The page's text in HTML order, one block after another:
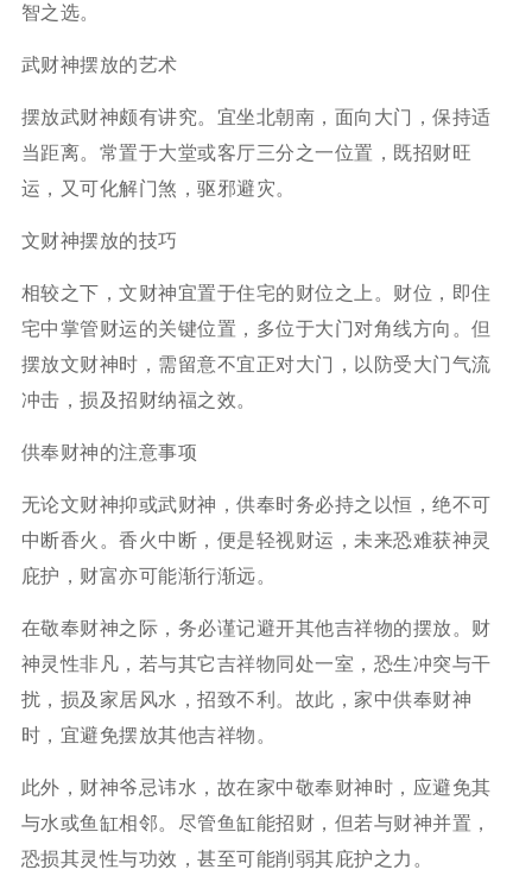
智之选。
武财神摆放的艺术
摆放武财神颇有讲究。宜坐北朝南，面向大门，保持适
当距离。常置于大堂或客厅三分之一位置，既招财旺
运，又可化解门煞，驱邪避灾。
文财神摆放的技巧
相较之下，文财神宜置于住宅的财位之上。财位，即住
宅中掌管财运的关键位置，多位于大门对角线方向。但
摆放文财神时，需留意不宜正对大门，以防受大门气流
冲击，损及招财纳福之效。
供奉财神的注意事项
无论文财神抑或武财神，供奉时务必持之以恒，绝不可
中断香火。香火中断，便是轻视财运，未来恐难获神灵
庇护，财富亦可能渐行渐远。
在敬奉财神之际，务必谨记避开其他吉祥物的摆放。财
神灵性非凡，若与其它吉祥物同处一室，恐生冲突与干
扰，损及家居风水，招致不利。故此，家中供奉财神
时，宜避免摆放其他吉祥物。
此外，财神爷忌讳水，故在家中敬奉财神时，应避免其
与水或鱼缸相邻。尽管鱼缸能招财，但若与财神并置，
恐损其灵性与功效，甚至可能削弱其庇护之力。